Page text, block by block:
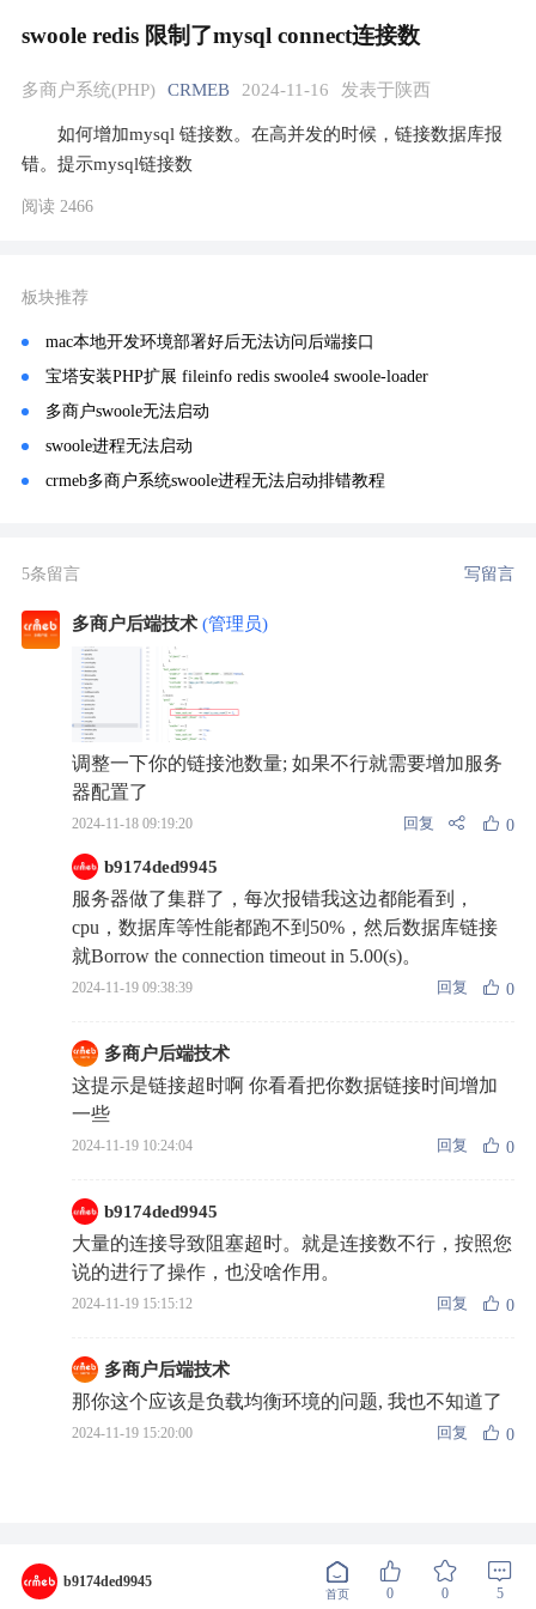
swoole redis 限制了mysql connect连接数
多商户系统(PHP) CRMEB 2024-11-16 发表于陕西
如何增加mysql 链接数。在高并发的时候，链接数据库报
错。提示mysql链接数
阅读 2466
板块推荐
mac本地开发环境部署好后无法访问后端接口
宝塔安装PHP扩展 fileinfo redis swoole4 swoole-loader
多商户swoole无法启动
swoole进程无法启动
crmeb多商户系统swoole进程无法启动排错教程
b9174ded9945
首页 0 0 5
5条留言 写留言
多商户后端技术 (管理员)
调整一下你的链接池数量; 如果不行就需要增加服务
器配置了
2024-11-18 09:19:20 回复 0
b9174ded9945
服务器做了集群了，每次报错我这边都能看到，
cpu，数据库等性能都跑不到50%，然后数据库链接
就Borrow the connection timeout in 5.00(s)。
2024-11-19 09:38:39 回复 0
多商户后端技术
这提示是链接超时啊 你看看把你数据链接时间增加
一些
2024-11-19 10:24:04 回复 0
b9174ded9945
大量的连接导致阻塞超时。就是连接数不行，按照您
说的进行了操作，也没啥作用。
2024-11-19 15:15:12 回复 0
多商户后端技术
那你这个应该是负载均衡环境的问题, 我也不知道了
2024-11-19 15:20:00 回复 0